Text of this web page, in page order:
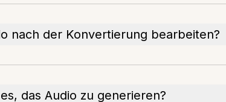
nach der Konvertierung bearbeiten?
das Audio zu generieren?